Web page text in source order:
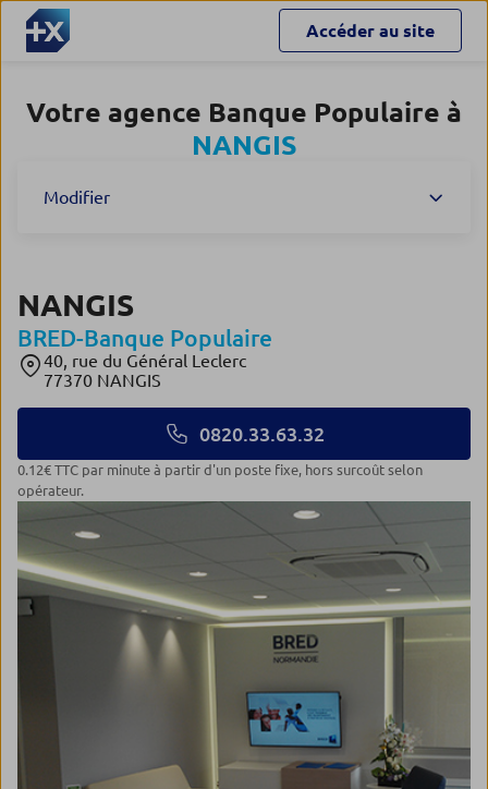
Accéder au site
Votre agence Banque Populaire à
NANGIS
Modifier
NANGIS
BRED-Banque Populaire
40, rue du Général Leclerc
77370 NANGIS
0820.33.63.32
0.12€ TTC par minute à partir d'un poste fixe, hors surcoût selon
opérateur.